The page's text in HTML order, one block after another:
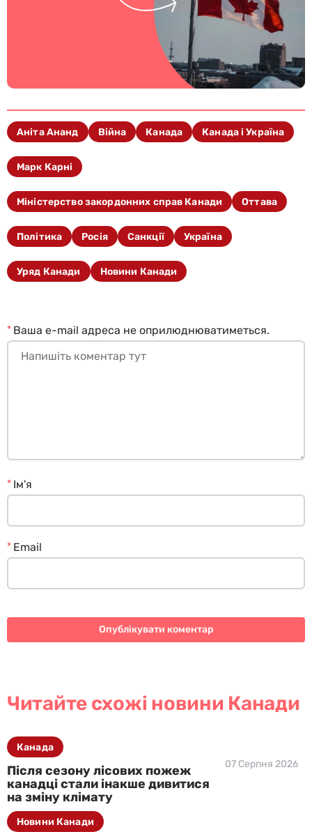
Аніта Ананд Війна Канада Канада і Україна
Марк Карні
Міністерство закордонних справ Канади Оттава
Політика Росія Санкції Україна
Уряд Канади Новини Канади
Ваша e-mail адреса не оприлюднюватиметься.
*
Ім'я
*
Email
*
Читайте схожі новини Канади
Після сезону лісових пожеж
канадці стали інакше дивитися
на зміну клімату
07 Серпня 2026
Канада
Новини Канади